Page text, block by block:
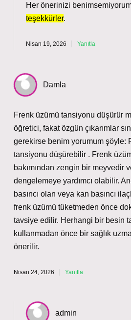
Her önerinizi
teşekkürler.
Nisan 19, 2026 Yanıtla
Damla
Frenk üzümü tansiyonu düşürür
öğretici, fakat özgün çıkarımlar
gerekirse benim yorumum şöyle:
tansiyonu düşürebilir . Frenk
bakımından zengin bir meyvedir
dengelemeye yardımcı olabilir.
basıncı olan veya kan basıncı
frenk üzümü tüketmeden önce
tavsiye edilir. Herhangi bir besin
kullanmadan önce bir sağlık
önerilir.
Nisan 24, 2026 Yanıtla
admin